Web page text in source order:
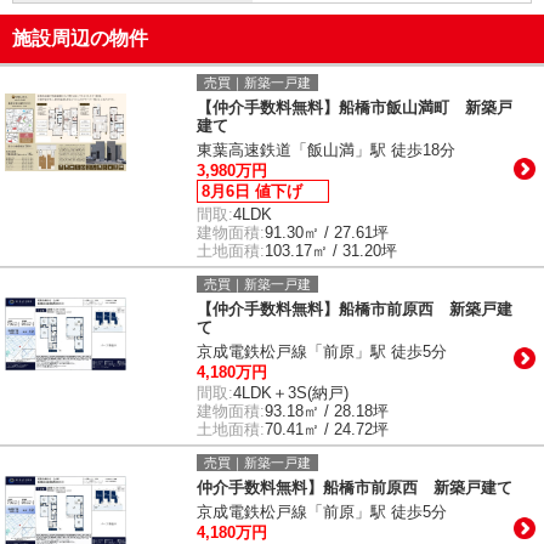
施設周辺の物件
売買｜新築一戸建
【仲介手数料無料】船橋市飯山満町 新築戸
建て
東葉高速鉄道「飯山満」駅 徒歩18分
3,980万円
8月6日 値下げ
間取:4LDK
建物面積:91.30㎡ / 27.61坪
土地面積:103.17㎡ / 31.20坪
売買｜新築一戸建
【仲介手数料無料】船橋市前原西 新築戸建
て
京成電鉄松戸線「前原」駅 徒歩5分
4,180万円
間取:4LDK＋3S(納戸)
建物面積:93.18㎡ / 28.18坪
土地面積:70.41㎡ / 24.72坪
売買｜新築一戸建
仲介手数料無料】船橋市前原西 新築戸建て
京成電鉄松戸線「前原」駅 徒歩5分
4,180万円